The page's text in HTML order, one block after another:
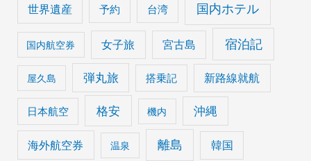
世界遺産 予約 台湾 国内ホテル
国内航空券 女子旅 宮古島 宿泊記
屋久島 弾丸旅 搭乗記 新路線就航
日本航空 格安 機内 沖縄
海外航空券 温泉 離島 韓国